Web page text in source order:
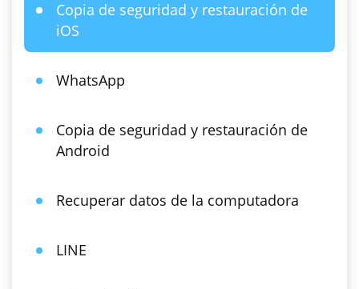
Copia de seguridad y restauración de
iOS
WhatsApp
Copia de seguridad y restauración de
Android
Recuperar datos de la computadora
LINE